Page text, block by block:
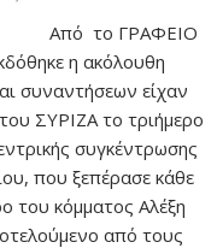
Από το ΓΡΑΦΕΙΟ
η ακόλουθη
συναντήσεων είχαν
ΣΥΡΙΖΑ το τριήμερο
συγκέντρωσης
που ξεπέρασε κάθε
του κόμματος Αλέξη
από τους